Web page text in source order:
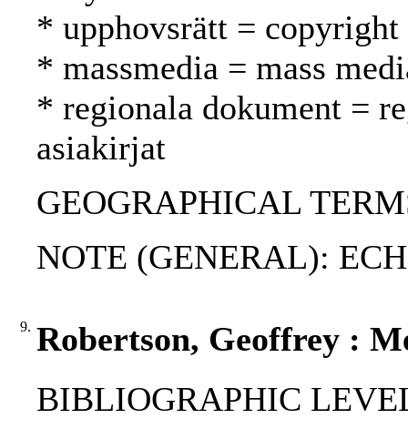
* upphovsrätt =
* massmedia = mass
* regionala dokument =
asiakirjat
GEOGRAPHICAL
NOTE (GENERAL):
9. Robertson, Geoffrey :
BIBLIOGRAPHIC